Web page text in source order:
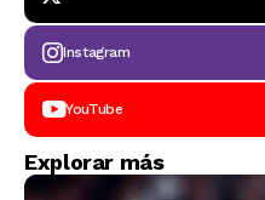
Instagram
YouTube
Explorar más